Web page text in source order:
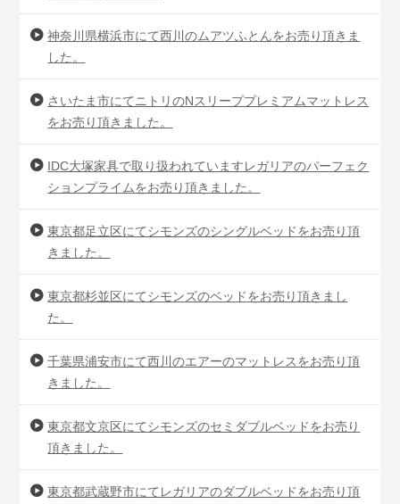
神奈川県横浜市にて西川のムアツふとんをお売り頂きま
した。
さいたま市にてニトリのNスリーププレミアムマットレス
をお売り頂きました。
IDC大塚家具で取り扱われていますレガリアのパーフェク
ションプライムをお売り頂きました。
東京都足立区にてシモンズのシングルベッドをお売り頂
きました。
東京都杉並区にてシモンズのベッドをお売り頂きまし
た。
千葉県浦安市にて西川のエアーのマットレスをお売り頂
きました。
東京都文京区にてシモンズのセミダブルベッドをお売り
頂きました。
東京都武蔵野市にてレガリアのダブルベッドをお売り頂